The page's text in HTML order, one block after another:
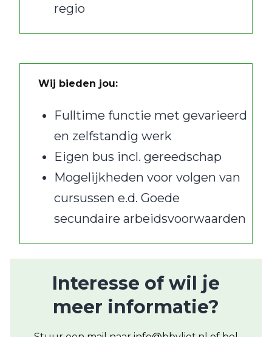
regio
Wij bieden jou:
Fulltime functie met gevarieerd
en zelfstandig werk
Eigen bus incl. gereedschap
Mogelijkheden voor volgen van
cursussen e.d. Goede
secundaire arbeidsvoorwaarden
Interesse of wil je
meer informatie?